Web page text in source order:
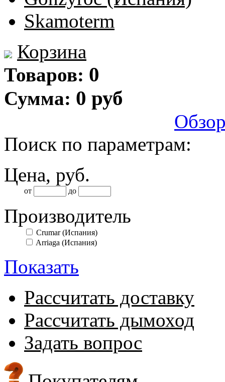
Skamoterm
Корзина
Товаров: 0
Сумма: 0 руб
Поиск по параметрам:
Цена, руб.
от до
Производитель
Crumar (Испания)
Arriaga (Испания)
Показать
Рассчитать доставку
Рассчитать дымоход
Задать вопрос